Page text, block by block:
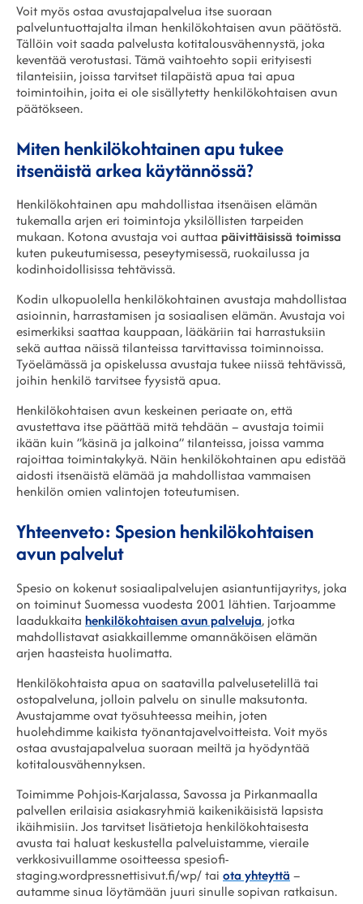
Voit myös ostaa avustajapalvelua itse suoraan
palveluntuottajalta ilman henkilökohtaisen avun päätöstä.
Tällöin voit saada palvelusta kotitalousvähennystä, joka
keventää verotustasi. Tämä vaihtoehto sopii erityisesti
tilanteisiin, joissa tarvitset tilapäistä apua tai apua
toimintoihin, joita ei ole sisällytetty henkilökohtaisen avun
päätökseen.
Miten henkilökohtainen apu tukee
itsenäistä arkea käytännössä?
Henkilökohtainen apu mahdollistaa itsenäisen elämän
tukemalla arjen eri toimintoja yksilöllisten tarpeiden
mukaan. Kotona avustaja voi auttaa päivittäisissä toimissa
kuten pukeutumisessa, peseytymisessä, ruokailussa ja
kodinhoidollisissa tehtävissä.
Kodin ulkopuolella henkilökohtainen avustaja mahdollistaa
asioinnin, harrastamisen ja sosiaalisen elämän. Avustaja voi
esimerkiksi saattaa kauppaan, lääkäriin tai harrastuksiin
sekä auttaa näissä tilanteissa tarvittavissa toiminnoissa.
Työelämässä ja opiskelussa avustaja tukee niissä tehtävissä,
joihin henkilö tarvitsee fyysistä apua.
Henkilökohtaisen avun keskeinen periaate on, että
avustettava itse päättää mitä tehdään – avustaja toimii
ikään kuin ”käsinä ja jalkoina” tilanteissa, joissa vamma
rajoittaa toimintakykyä. Näin henkilökohtainen apu edistää
aidosti itsenäistä elämää ja mahdollistaa vammaisen
henkilön omien valintojen toteutumisen.
Yhteenveto: Spesion henkilökohtaisen
avun palvelut
Spesio on kokenut sosiaalipalvelujen asiantuntijayritys, joka
on toiminut Suomessa vuodesta 2001 lähtien. Tarjoamme
laadukkaita henkilökohtaisen avun palveluja, jotka
mahdollistavat asiakkaillemme omannäköisen elämän
arjen haasteista huolimatta.
Henkilökohtaista apua on saatavilla palvelusetelillä tai
ostopalveluna, jolloin palvelu on sinulle maksutonta.
Avustajamme ovat työsuhteessa meihin, joten
huolehdimme kaikista työnantajavelvoitteista. Voit myös
ostaa avustajapalvelua suoraan meiltä ja hyödyntää
kotitalousvähennyksen.
Toimimme Pohjois-Karjalassa, Savossa ja Pirkanmaalla
palvellen erilaisia asiakasryhmiä kaikenikäisistä lapsista
ikäihmisiin. Jos tarvitset lisätietoja henkilökohtaisesta
avusta tai haluat keskustella palveluistamme, vieraile
verkkosivuillamme osoitteessa spesiofi-
staging.wordpressnettisivut.fi/wp/ tai ota yhteyttä –
autamme sinua löytämään juuri sinulle sopivan ratkaisun.